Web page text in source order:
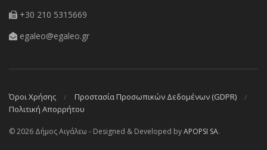
+30 210 5315669
egaleo@egaleo.gr
Όροι Χρήσης
Προστασία Προσωπικών Δεδομένων (GDPR)
Πολιτική Απορρήτου
© 2026 Δήμος Αιγάλεω - Designed & Developed byAPOPSI SA.